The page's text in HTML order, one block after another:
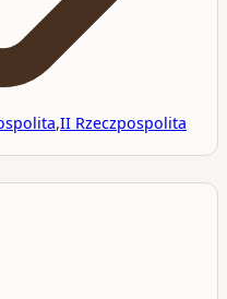
,II Rzeczpospolita